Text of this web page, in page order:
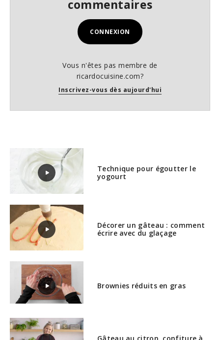
commentaires
CONNEXION
Vous n'êtes pas membre de
ricardocuisine.com?
Inscrivez-vous dès aujourd'hui
Technique pour égoutter le
yogourt
Décorer un gâteau : comment
écrire avec du glaçage
Brownies réduits en gras
Gâteau au citron, confiture à